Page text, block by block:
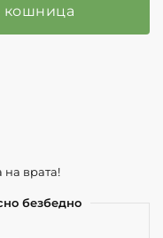
кошница
врата!
безбедно